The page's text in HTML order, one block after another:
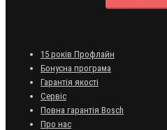
15 років Профлайн
Бонусна програма
Гарантія якості
Сервіс
Повна гарантія Bosch
Про нас